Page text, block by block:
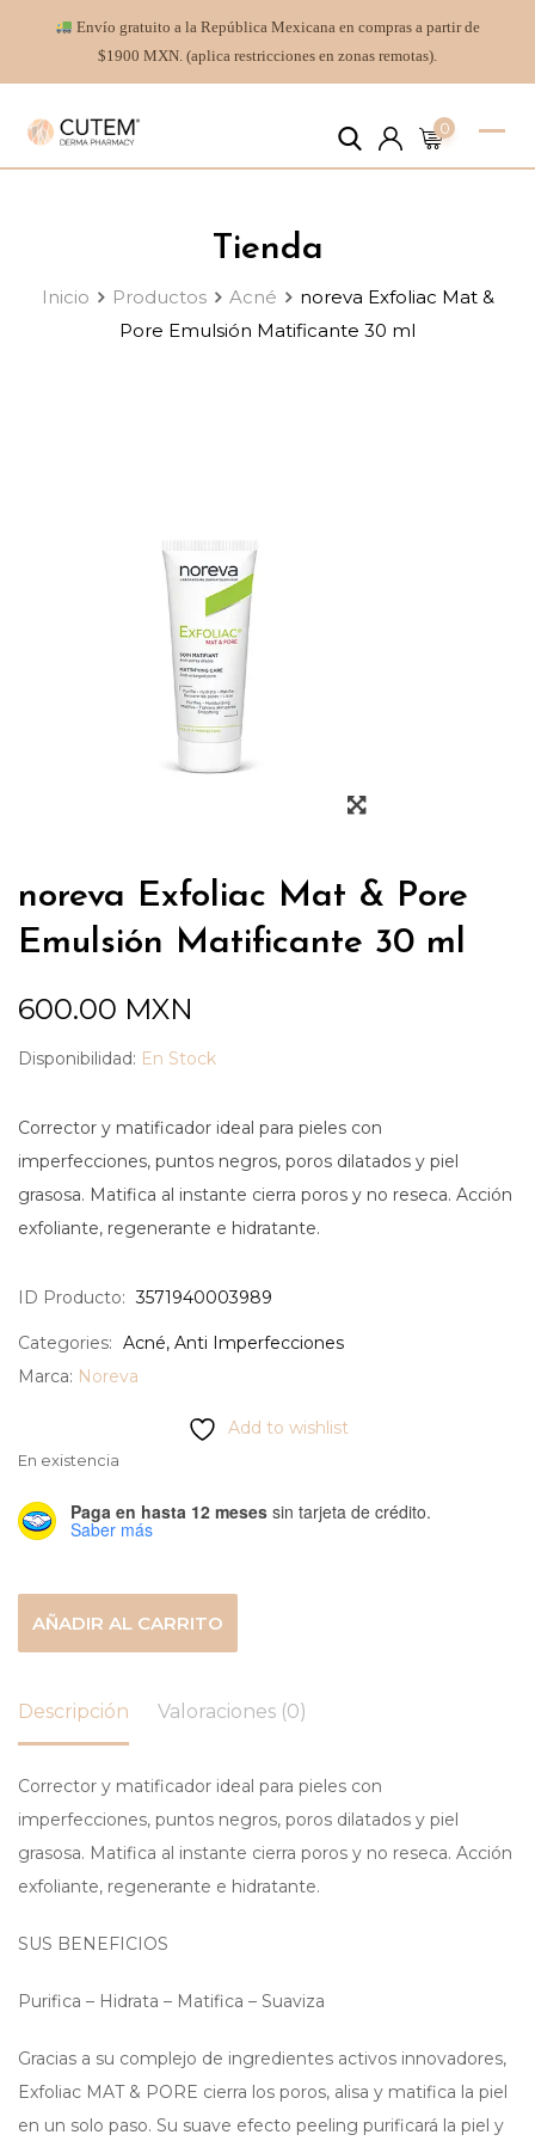
Envío gratuito a la República Mexicana en compras a partir de
$1900 MXN. (aplica restricciones en zonas remotas).
0
Tienda
Inicio Productos Acné
noreva Exfoliac Mat &
Pore Emulsión Matificante 30 ml
noreva Exfoliac Mat & Pore
Emulsión Matificante 30 ml
600.00 MXN
Disponibilidad: En Stock
Corrector y matificador ideal para pieles con
imperfecciones, puntos negros, poros dilatados y piel
grasosa. Matifica al instante cierra poros y no reseca. Acción
exfoliante, regenerante e hidratante.
ID Producto: 3571940003989
Categories: Acné, Anti Imperfecciones
Marca: Noreva
Add to wishlist
En existencia
Paga en hasta 12 meses sin tarjeta de crédito.
Saber más
AÑADIR AL CARRITO
Descripción Valoraciones (0)
Corrector y matificador ideal para pieles con
imperfecciones, puntos negros, poros dilatados y piel
grasosa. Matifica al instante cierra poros y no reseca. Acción
exfoliante, regenerante e hidratante.
SUS BENEFICIOS
Purifica – Hidrata – Matifica – Suaviza
Gracias a su complejo de ingredientes activos innovadores,
Exfoliac MAT & PORE cierra los poros, alisa y matifica la piel
en un solo paso. Su suave efecto peeling purificará la piel y